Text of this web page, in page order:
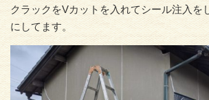
クラックをVカットを入れてシール注入を
にしてます。